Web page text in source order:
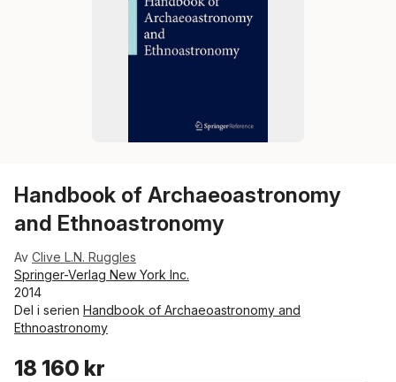
Handbook of Archaeoastronomy
and Ethnoastronomy
Av Clive L.N. Ruggles
Springer-Verlag New York Inc.
2014
Del i serien Handbook of Archaeoastronomy and
Ethnoastronomy
18 160 kr